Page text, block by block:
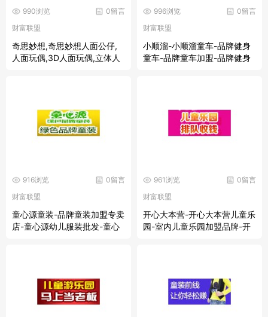
0留言
990浏览
财富联盟
奇思妙想,奇思妙想人面公仔,
人面玩偶,3D人面玩偶,立体人
0留言
996浏览
财富联盟
小顺溜-小顺溜童车-品牌健身
童车-品牌童车加盟-品牌健身
0留言
916浏览
财富联盟
童心源童装-品牌童装加盟专卖
店-童心源幼儿服装批发-童心
0留言
961浏览
财富联盟
开心大本营-开心大本营儿童乐
园-室内儿童乐园加盟品牌-开